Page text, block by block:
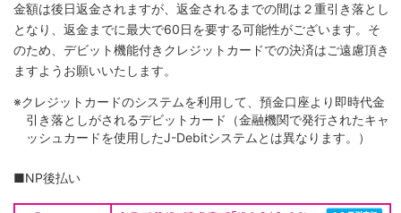
金額は後日返金されますが、返金されるまでの間は２重引き落とし
となり、返金までに最大で60日を要する可能性がございます。そ
のため、デビット機能付きクレジットカードでの決済はご遠慮頂き
ますようお願いいたします。
※クレジットカードのシステムを利用して、預金口座より即時代金
引き落としがされるデビットカード（金融機関で発行されたキャ
ッシュカードを使用したJ-Debitシステムとは異なります。）
■NP後払い